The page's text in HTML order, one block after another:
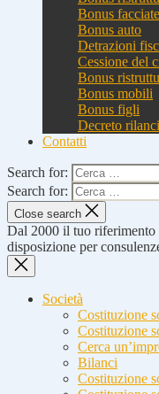
Bonus facciate
Bonus auto
Detrazioni
Cessione del
Bonus
Bonus mobili
Bonus figli
Decreto
Contatti
Search for:
Search for:
Close search
Dal 2000 il tuo riferimento
disposizione per
Società
Costituzione
Costituzione
Cerca
Bilanci
Costituzione